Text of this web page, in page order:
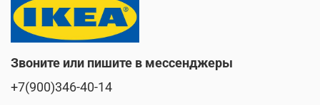
Звоните или пишите в мессенджеры
+7(900)346-40-14